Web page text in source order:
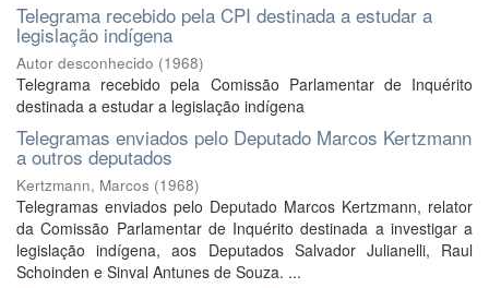
Telegrama recebido pela CPI destinada a estudar a
legislação indígena
Autor desconhecido (1968)
Telegrama recebido pela Comissão Parlamentar de Inquérito
destinada a estudar a legislação indígena
Telegramas enviados pelo Deputado Marcos Kertzmann
a outros deputados
Kertzmann, Marcos (1968)
Telegramas enviados pelo Deputado Marcos Kertzmann, relator
da Comissão Parlamentar de Inquérito destinada a investigar a
legislação indígena, aos Deputados Salvador Julianelli, Raul
Schoinden e Sinval Antunes de Souza. ...